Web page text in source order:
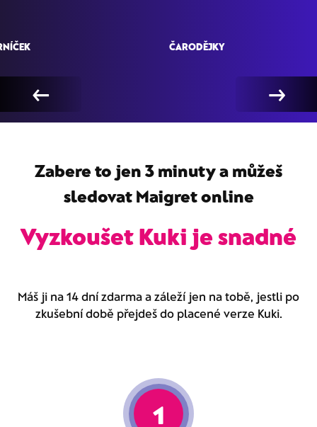
← →
ČARODĚJKY
Zabere to jen 3 minuty a můžeš
sledovat Maigret online
Vyzkoušet Kuki je snadné
Máš ji na 14 dní zdarma a záleží jen na tobě, jestli po
zkušební době přejdeš do placené verze Kuki.
1